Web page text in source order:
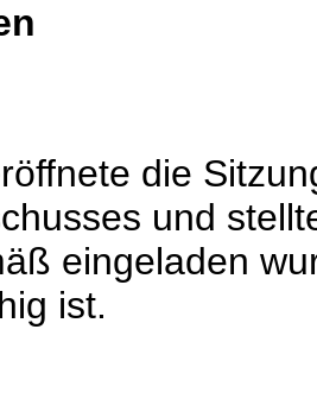
die
und
eingeladen
ist.